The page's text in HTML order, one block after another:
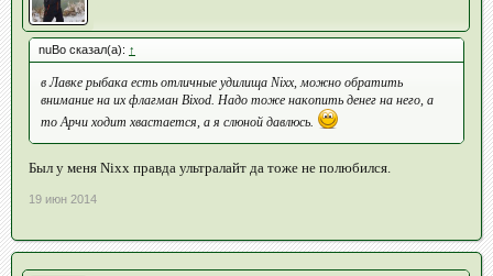
nuBo сказал(а): ↑
в Лавке рыбака есть отличные удилища Nixx, можно обратить
внимание на их флагман Bixod. Надо тоже накопить денег на него, а
то Арчи ходит хвастается, а я слюной давлюсь.
Был у меня Nixx правда ультралайт да тоже не полюбился.
19 июн 2014